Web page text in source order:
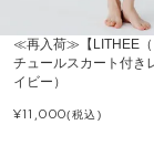
≪再入荷≫【LITHEE（
チュールスカート付き
イビー）
¥11,000(税込)